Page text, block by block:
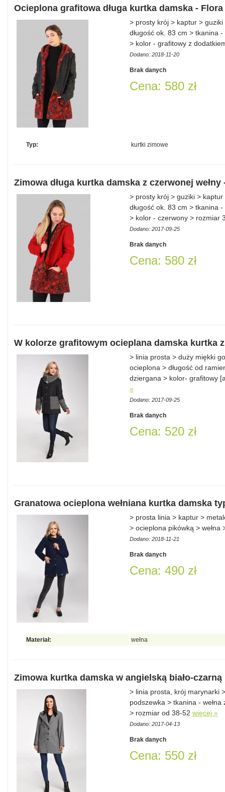
Ocieplona grafitowa długa kurtka damska - Flora
> prosty krój > kaptur >
długość ok. 83 cm > tkanina -
> kolor - grafitowy z
Dodano: 2018-11-20
Brak danych
Cena: 580 zł
Typ: kurtki zimowe
Zimowa długa kurtka damska z czerwonej wełny
> prosty krój > guziki >
długość ok. 83 cm > tkanina -
> kolor - czerwony > rozmiar
Dodano: 2017-09-25
Brak danych
Cena: 580 zł
W kolorze grafitowym ocieplana damska kurtka
> linia prosta > duży miękki
ocieplona > długość od
dziergana > kolor- grafitowy
»
Dodano: 2017-09-25
Brak danych
Cena: 520 zł
Granatowa ocieplona wełniana kurtka damska
> prosta linia > kaptur >
> ocieplona pikówką >
Dodano: 2018-11-21
Brak danych
Cena: 490 zł
Materiał: wełna
Zimowa kurtka damska w angielską biało-
> linia prosta, krój marynarki
podszewka > tkanina -
> rozmiar od 38-52 więcej »
Dodano: 2017-04-13
Brak danych
Cena: 550 zł